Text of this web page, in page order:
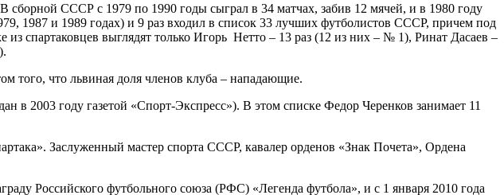
сборной СССР с 1979 по 1990 годы сыграл в 34 матчах, забив 12 мячей, и в 1980 году
1987 и 1989 годах) и 9 раз входил в список 33 лучших футболистов СССР, причем под
спартаковцев выглядят только Игорь Нетто – 13 раз (12 из них – № 1), Ринат Дасаев –
того, что львиная доля членов клуба – нападающие.
в 2003 году газетой «Спорт-Экспресс»). В этом списке Федор Черенков занимает 11
Заслуженный мастер спорта СССР, кавалер орденов «Знак Почета», Ордена
Российского футбольного союза (РФС) «Легенда футбола», и с 1 января 2010 года